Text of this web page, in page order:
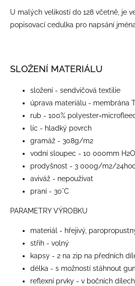
U malých velikostí do 128 včetně, je
popisovací cedulka pro napsání
SLOŽENÍ MATERIÁLU
složení - sendvičová textilie
úprava materiálu - membrána
rub - 100%
líc - hladký povrch
gramáž - 308g/m2
vodní sloupec - 10 000mm H2O
prodyšnost - 3 000g/m2/
aviváž - nepoužívat
praní - 30°C
PARAMETRY VÝROBKU
materiál - hřejivý,
střih - volný
kapsy - 2 na zip na předních
délka - s možností stáhnout
reflexní prvky - v bočních dílech